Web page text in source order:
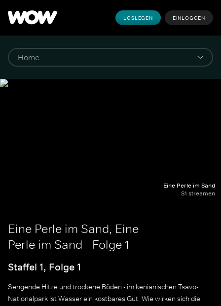
LOSLEGEN EINLOGGEN
Eine Perle im Sand
S1 streamen
Eine Perle im Sand, Eine
Perle im Sand - Folge 1
Staffel 1, Folge 1
Sengende Hitze und trockene Böden - im kenianischen Tsavo-
Nationalpark ist Wasser ein kostbares Gut. Wie wirken sich die